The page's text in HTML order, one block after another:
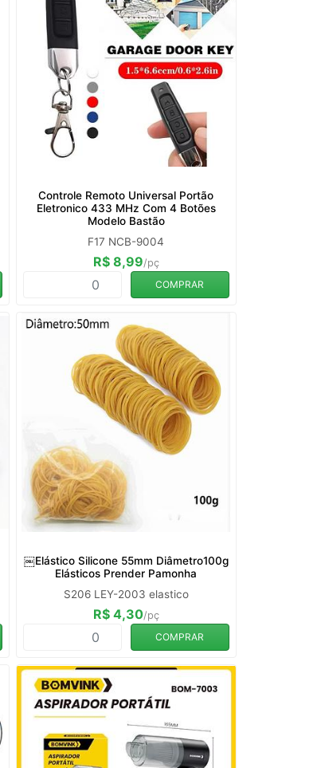
Controle Remoto Universal Portão
Eletronico 433 MHz Com 4 Botões
Modelo Bastão
F17 NCB-9004
R$ 8,99/pç
COMPRAR
￼Elástico Silicone 55mm Diâmetro100g
Elásticos Prender Pamonha
S206 LEY-2003 elastico
R$ 4,30/pç
COMPRAR